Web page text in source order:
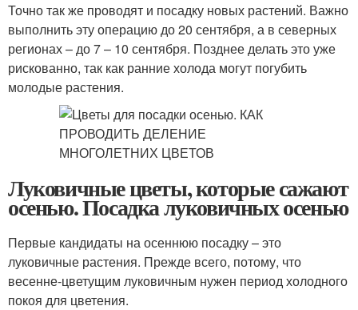
Точно так же проводят и посадку новых растений. Важно
выполнить эту операцию до 20 сентября, а в северных
регионах – до 7 – 10 сентября. Позднее делать это уже
рискованно, так как ранние холода могут погубить
молодые растения.
Луковичные цветы, которые сажают
осенью. Посадка луковичных осенью
Первые кандидаты на осеннюю посадку – это
луковичные растения. Прежде всего, потому, что
весенне-цветущим луковичным нужен период холодного
покоя для цветения.